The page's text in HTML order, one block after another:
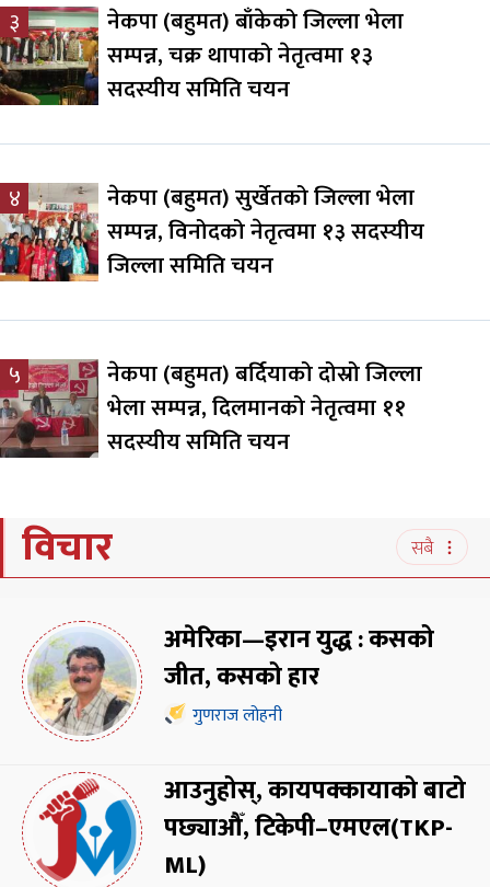
३
नेकपा (बहुमत) बाँकेको जिल्ला भेला
सम्पन्न, चक्र थापाको नेतृत्वमा १३
सदस्यीय समिति चयन
४
नेकपा (बहुमत) सुर्खेतको जिल्ला भेला
सम्पन्न, विनोदको नेतृत्वमा १३ सदस्यीय
जिल्ला समिति चयन
५
नेकपा (बहुमत) बर्दियाको दोस्रो जिल्ला
भेला सम्पन्न, दिलमानको नेतृत्वमा ११
सदस्यीय समिति चयन
विचार सबै
अमेरिका—इरान युद्ध : कसको
जीत, कसको हार
गुणराज लोहनी
आउनुहोस्, कायपक्कायाको बाटो
पछ्याऔँ, टिकेपी–एमएल(TKP-
ML)